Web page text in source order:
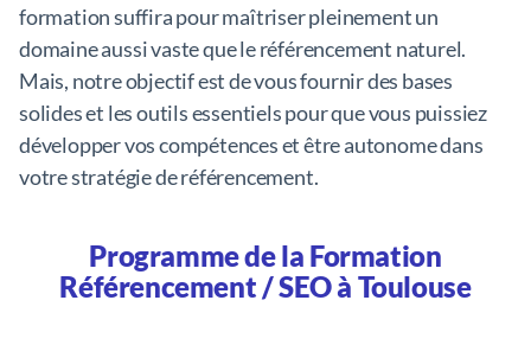
formation suffira pour maîtriser pleinement un
domaine aussi vaste que le référencement naturel.
Mais, notre objectif est de vous fournir des bases
solides et les outils essentiels pour que vous puissiez
développer vos compétences et être autonome dans
votre stratégie de référencement.
Programme de la Formation
Référencement / SEO à Toulouse